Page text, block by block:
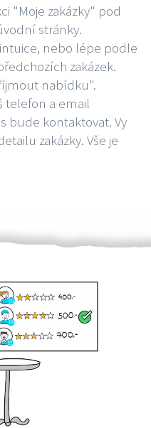
"Moje zakázky" pod
stránky.
nebo lépe podle
zakázek.
nabídku".
telefon a email
bude kontaktovat. Vy
zakázky. Vše je